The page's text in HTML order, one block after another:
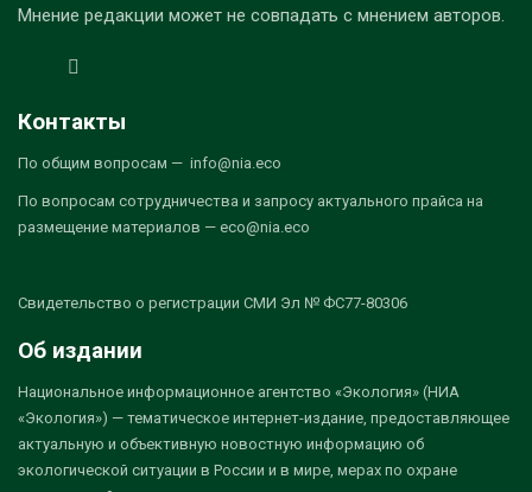
Мнение редакции может не совпадать с мнением авторов.
Контакты
По общим вопросам — info@nia.eco
По вопросам сотрудничества и запросу актуального прайса на
размещение материалов — eco@nia.eco
Свидетельство о регистрации СМИ Эл № ФС77-80306
Об издании
Национальное информационное агентство «Экология» (НИА
«Экология») — тематическое интернет-издание, предоставляющее
актуальную и объективную новостную информацию об
экологической ситуации в России и в мире, мерах по охране